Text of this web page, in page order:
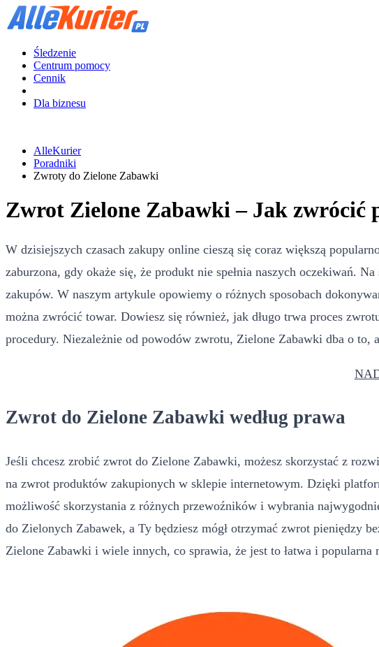
Śledzenie
Centrum pomocy
Cennik
Dla biznesu
AlleKurier
Poradniki
Zwroty do Zielone Zabawki
Zwrot Zielone Zabawki – Jak zwrócić
W dzisiejszych czasach zakupy online cieszą się coraz większą
zaburzona, gdy okaże się, że produkt nie spełnia naszych oczekiwań.
zakupów. W naszym artykule opowiemy o różnych sposobach
można zwrócić towar. Dowiesz się również, jak długo trwa proces
procedury. Niezależnie od powodów zwrotu, Zielone Zabawki dba o
Zwrot do Zielone Zabawki według prawa
Jeśli chcesz zrobić zwrot do Zielone Zabawki, możesz skorzystać z
na zwrot produktów zakupionych w sklepie internetowym. Dzięki
możliwość skorzystania z różnych przewoźników i wybrania
do Zielonych Zabawek, a Ty będziesz mógł otrzymać zwrot pieniędzy
Zielone Zabawki i wiele innych, co sprawia, że jest to łatwa i